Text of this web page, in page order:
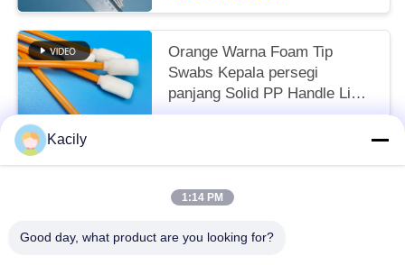
Orange Warna Foam Tip
Swabs Kepala persegi
panjang Solid PP Handle Lint
Free Swab
Kacily
1:14 PM
Good day, what product are you looking for?